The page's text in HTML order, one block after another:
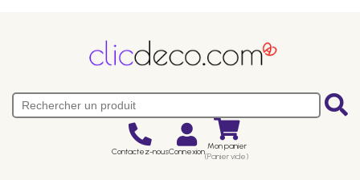
Contactez-nousConnexion Mon panier
(Panier vide)